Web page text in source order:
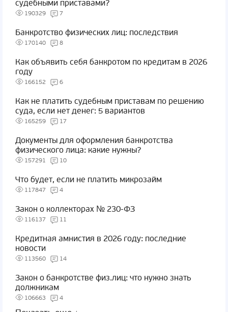
судебными приставами?
190329 7
Банкротство физических лиц: последствия
170140 8
Как объявить себя банкротом по кредитам в 2026
году
166152 6
Как не платить судебным приставам по решению
суда, если нет денег: 5 вариантов
165259 17
Документы для оформления банкротства
физического лица: какие нужны?
157291 10
Что будет, если не платить микрозайм
117847 4
Закон о коллекторах № 230-ФЗ
116137 11
Кредитная амнистия в 2026 году: последние
новости
113560 14
Закон о банкротстве физ.лиц: что нужно знать
должникам
106663 4